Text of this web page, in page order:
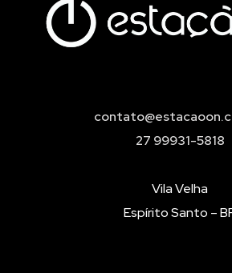
27 99931-5818
Vila Velha
Espírito Santo –